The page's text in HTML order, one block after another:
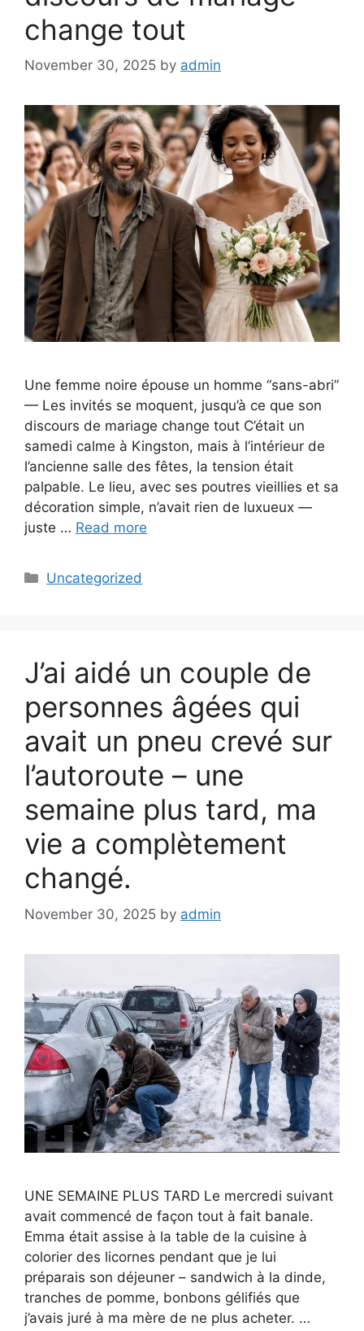
change tout
November 30, 2025 by admin
Une femme noire épouse un homme “sans-abri”
— Les invités se moquent, jusqu’à ce que son
discours de mariage change tout C’était un
samedi calme à Kingston, mais à l’intérieur de
l’ancienne salle des fêtes, la tension était
palpable. Le lieu, avec ses poutres vieillies et sa
décoration simple, n’avait rien de luxueux —
juste … Read more
Categories
Uncategorized
J’ai aidé un couple de
personnes âgées qui
avait un pneu crevé sur
l’autoroute – une
semaine plus tard, ma
vie a complètement
changé.
November 30, 2025 by admin
UNE SEMAINE PLUS TARD Le mercredi suivant
avait commencé de façon tout à fait banale.
Emma était assise à la table de la cuisine à
colorier des licornes pendant que je lui
préparais son déjeuner – sandwich à la dinde,
tranches de pomme, bonbons gélifiés que
j’avais juré à ma mère de ne plus acheter. …